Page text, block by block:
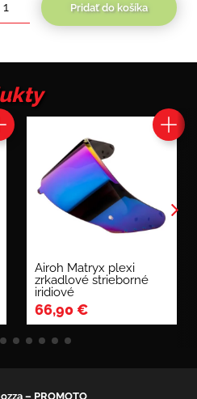
množstvo
Oxygen,
Pridať do košíka
Airoh Matryx plexi
zrkadlové strieborné
iridiové
66,90€
– PROMOTO